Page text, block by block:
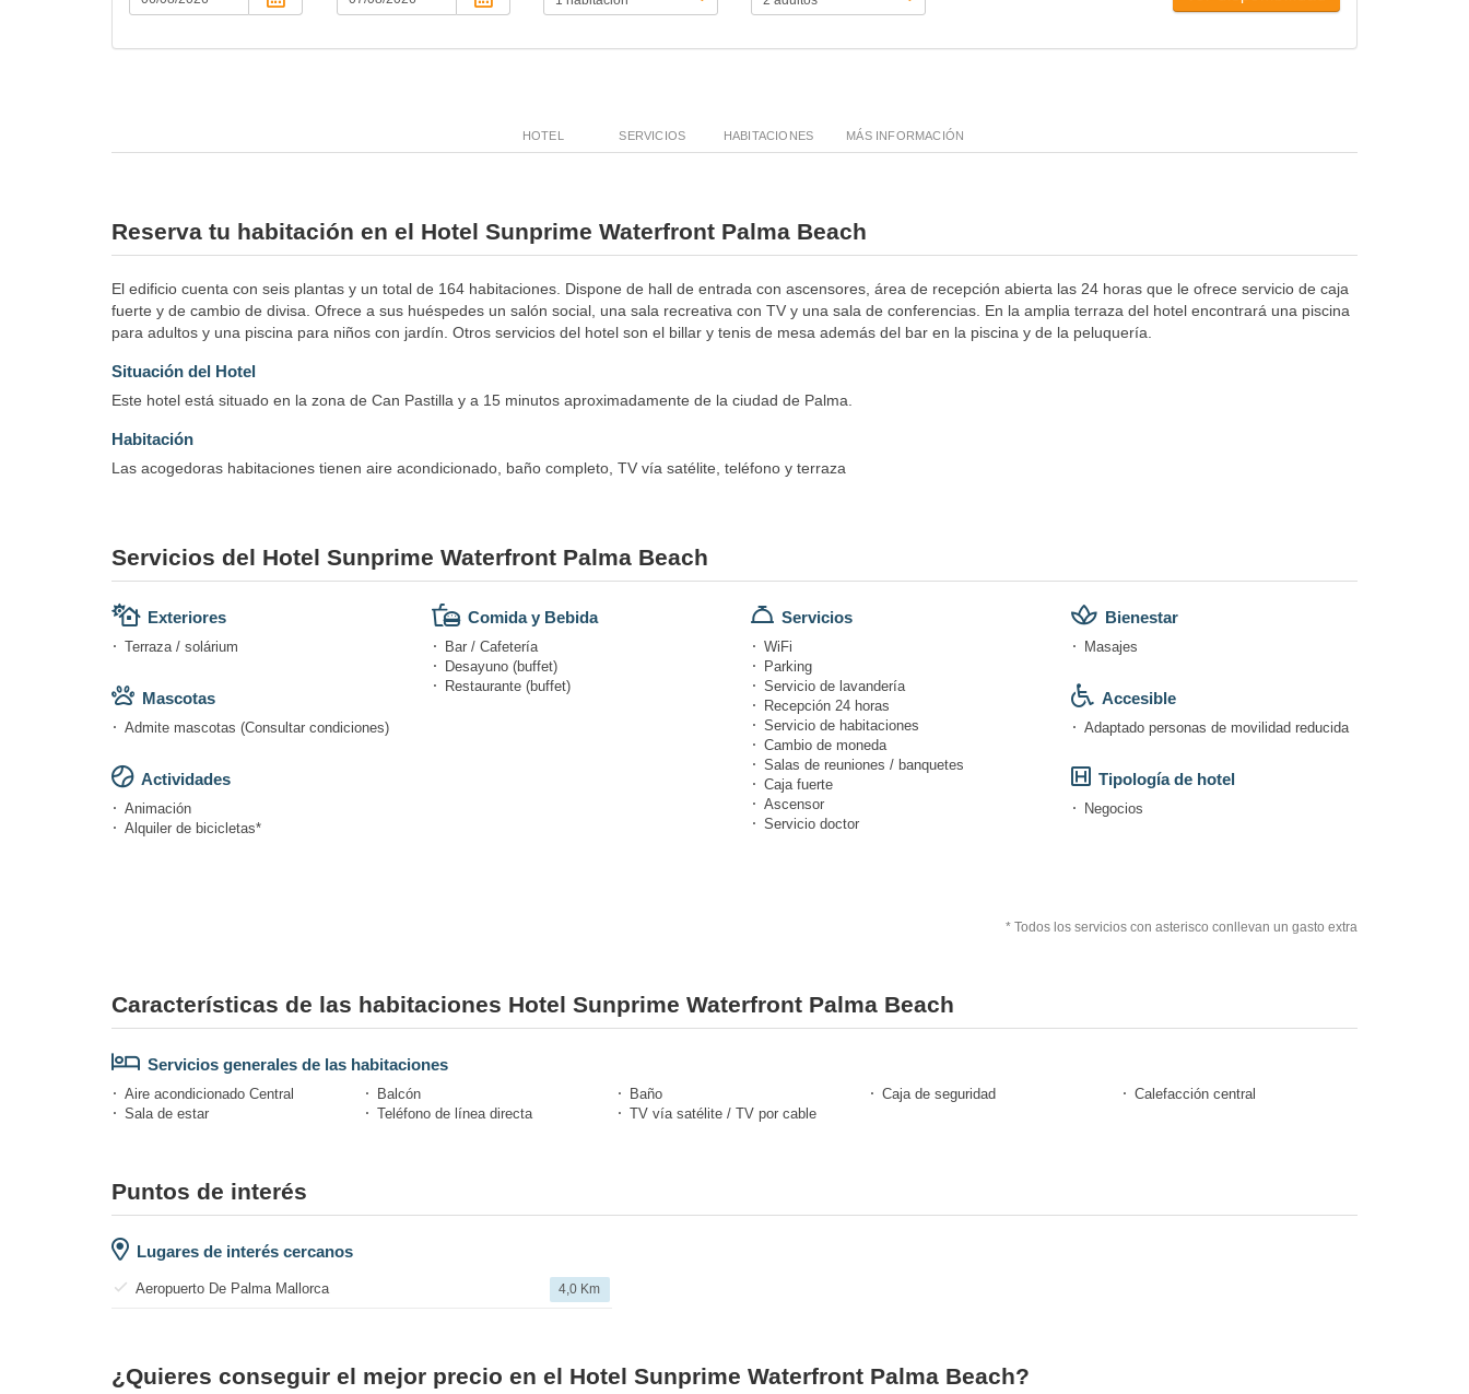
HOTEL SERVICIOS HABITACIONES MÁS INFORMACIÓN
Reserva tu habitación en el Hotel Sunprime Waterfront Palma Beach
El edificio cuenta con seis plantas y un total de 164 habitaciones. Dispone de hall de entrada con ascensores, área de recepción abierta las 24 horas que le ofrece servicio de caja
fuerte y de cambio de divisa. Ofrece a sus huéspedes un salón social, una sala recreativa con TV y una sala de conferencias. En la amplia terraza del hotel encontrará una piscina
para adultos y una piscina para niños con jardín. Otros servicios del hotel son el billar y tenis de mesa además del bar en la piscina y de la peluquería.
Situación del Hotel
Este hotel está situado en la zona de Can Pastilla y a 15 minutos aproximadamente de la ciudad de Palma.
Habitación
Las acogedoras habitaciones tienen aire acondicionado, baño completo, TV vía satélite, teléfono y terraza
Servicios del Hotel Sunprime Waterfront Palma Beach
Exteriores
Terraza / solárium
Mascotas
Admite mascotas (Consultar condiciones)
Actividades
Animación
Alquiler de bicicletas*
Comida y Bebida
Bar / Cafetería
Desayuno (buffet)
Restaurante (buffet)
Servicios
WiFi
Parking
Servicio de lavandería
Recepción 24 horas
Servicio de habitaciones
Cambio de moneda
Salas de reuniones / banquetes
Caja fuerte
Ascensor
Servicio doctor
Bienestar
Masajes
Accesible
Adaptado personas de movilidad reducida
Tipología de hotel
Negocios
* Todos los servicios con asterisco conllevan un gasto extra
Características de las habitaciones Hotel Sunprime Waterfront Palma Beach
Servicios generales de las habitaciones
Aire acondicionado Central Balcón Baño Caja de seguridad
Calefacción central
Sala de estar
Teléfono de línea directa TV vía satélite / TV por cable
Puntos de interés
Lugares de interés cercanos
Aeropuerto De Palma Mallorca 4,0 Km
¿Quieres conseguir el mejor precio en el Hotel Sunprime Waterfront Palma Beach?